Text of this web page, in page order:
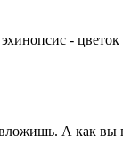
- цветок
А как вы